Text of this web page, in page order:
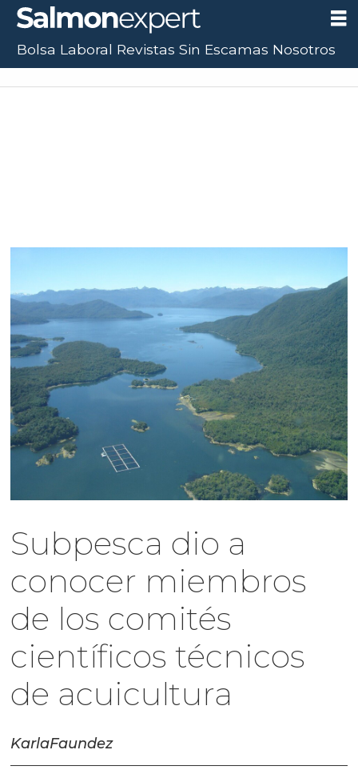
Subpesca dio a
conocer miembros
de los comités
científicos técnicos
de acuicultura
KarlaFaundez
Bolsa Laboral Revistas Sin Escamas Nosotros